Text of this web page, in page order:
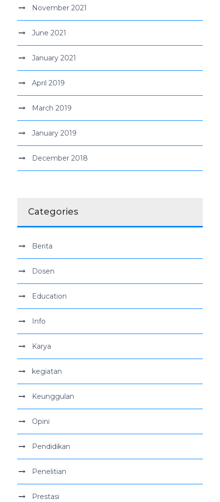
November 2021
June 2021
January 2021
April 2019
March 2019
January 2019
December 2018
Categories
Berita
Dosen
Education
Info
Karya
kegiatan
Keunggulan
Opini
Pendidikan
Penelitian
Prestasi